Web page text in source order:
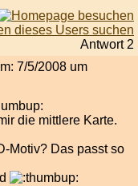
Antwort 2
7/5/2008 um
die mittlere Karte.
Motiv? Das passt so